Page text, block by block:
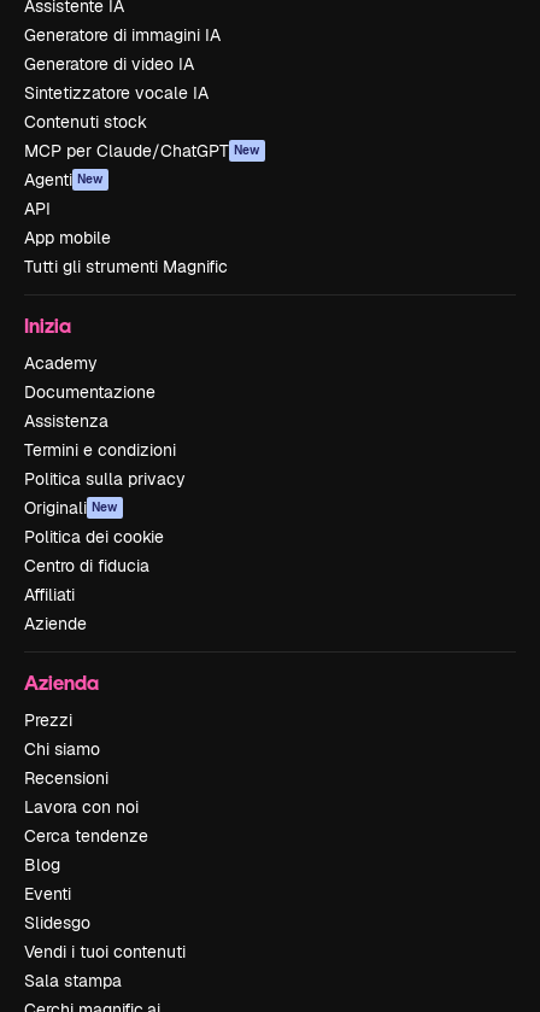
Assistente IA
Generatore di immagini IA
Generatore di video IA
Sintetizzatore vocale IA
Contenuti stock
MCP per Claude/ChatGPT New
Agenti New
API
App mobile
Tutti gli strumenti Magnific
Inizia
Academy
Documentazione
Assistenza
Termini e condizioni
Politica sulla privacy
Originali New
Politica dei cookie
Centro di fiducia
Affiliati
Aziende
Azienda
Prezzi
Chi siamo
Recensioni
Lavora con noi
Cerca tendenze
Blog
Eventi
Slidesgo
Vendi i tuoi contenuti
Sala stampa